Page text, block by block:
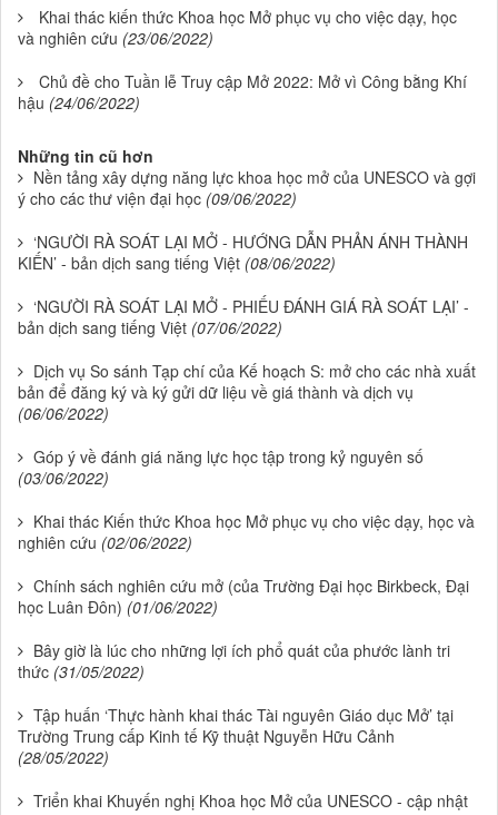
Khai thác kiến thức Khoa học Mở phục vụ cho việc dạy, học
và nghiên cứu (23/06/2022)
Chủ đề cho Tuần lễ Truy cập Mở 2022: Mở vì Công bằng Khí
hậu (24/06/2022)
Những tin cũ hơn
Nền tảng xây dựng năng lực khoa học mở của UNESCO và gợi
ý cho các thư viện đại học (09/06/2022)
‘NGƯỜI RÀ SOÁT LẠI MỞ - HƯỚNG DẪN PHẢN ÁNH THÀNH
KIẾN’ - bản dịch sang tiếng Việt (08/06/2022)
‘NGƯỜI RÀ SOÁT LẠI MỞ - PHIẾU ĐÁNH GIÁ RÀ SOÁT LẠI’ -
bản dịch sang tiếng Việt (07/06/2022)
Dịch vụ So sánh Tạp chí của Kế hoạch S: mở cho các nhà xuất
bản để đăng ký và ký gửi dữ liệu về giá thành và dịch vụ
(06/06/2022)
Góp ý về đánh giá năng lực học tập trong kỷ nguyên số
(03/06/2022)
Khai thác Kiến thức Khoa học Mở phục vụ cho việc dạy, học và
nghiên cứu (02/06/2022)
Chính sách nghiên cứu mở (của Trường Đại học Birkbeck, Đại
học Luân Đôn) (01/06/2022)
Bây giờ là lúc cho những lợi ích phổ quát của phước lành tri
thức (31/05/2022)
Tập huấn ‘Thực hành khai thác Tài nguyên Giáo dục Mở’ tại
Trường Trung cấp Kinh tế Kỹ thuật Nguyễn Hữu Cảnh
(28/05/2022)
Triển khai Khuyến nghị Khoa học Mở của UNESCO - cập nhật